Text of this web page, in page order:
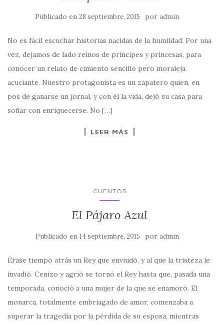
Publicado en 28 septiembre, 2015 por admin
No es fácil escuchar historias nacidas de la humildad. Por una
vez, dejamos de lado reinos de príncipes y princesas, para
conocer un relato de cimiento sencillo pero moraleja
acuciante. Nuestro protagonista es un zapatero quien, en
pos de ganarse un jornal, y con él la vida, dejó su casa para
soñar con enriquecerse. No […]
LEER MÁS
CUENTOS
El Pájaro Azul
Publicado en 14 septiembre, 2015 por admin
Érase tiempo atrás un Rey que enviudó, y al que la tristeza le
invadió. Cenizo y agrió se tornó el Rey hasta que, pasada una
temporada, conoció a una mujer de la que se enamoró. El
monarca, totalmente embriagado de amor, comenzaba a
superar la tragedia por la pérdida de su esposa, mientras